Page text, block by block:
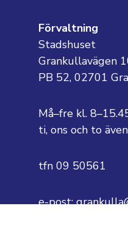
Förvaltning
Stadshuset
Grankullavägen
PB 52, 02701
Må–fre kl.
ti, ons och to
tfn 09 50561
e-post: